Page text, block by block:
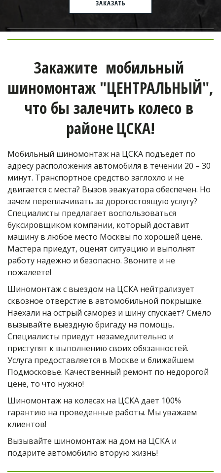
ЗАКАЗАТЬ
Закажите  мобильный
шиномонтаж "ЦЕНТРАЛЬНЫЙ",
что бы залечить колесо в
районе ЦСКА!
Мобильный шиномонтаж на ЦСКА подъедет по
адресу расположения автомобиля в течении 20 – 30
минут. Транспортное средство заглохло и не
двигается с места? Вызов эвакуатора обеспечен. Но
зачем переплачивать за дорогостоящую услугу?
Специалисты предлагает воспользоваться
буксировщиком компании, который доставит
машину в любое место Москвы по хорошей цене.
Мастера приедут, оценят ситуацию и выполнят
работу надежно и безопасно. Звоните и не
пожалеете!
Шиномонтаж с выездом на ЦСКА нейтрализует
сквозное отверстие в автомобильной покрышке.
Наехали на острый саморез и шину спускает? Смело
вызывайте выездную бригаду на помощь.
Специалисты приедут незамедлительно и
приступят к выполнению своих обязанностей.
Услуга предоставляется в Москве и ближайшем
Подмосковье. Качественный ремонт по недорогой
цене, то что нужно!
Шиномонтаж на колесах на ЦСКА дает 100%
гарантию на проведенные работы. Мы уважаем
клиентов!
Вызывайте шиномонтаж на дом на ЦСКА и
подарите автомобилю вторую жизнь!